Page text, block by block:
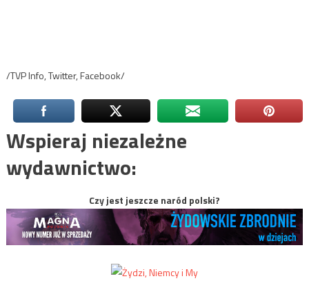
/TVP Info, Twitter, Facebook/
Wspieraj niezależne
wydawnictwo:
Czy jest jeszcze naród polski?